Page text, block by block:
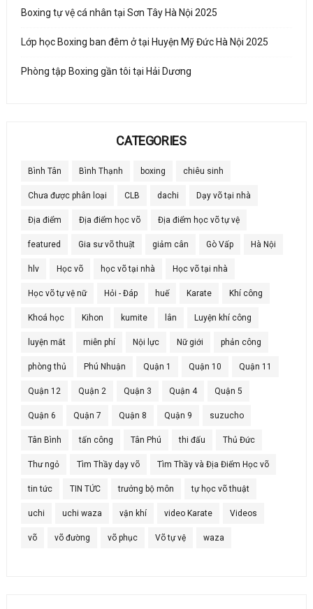
Boxing tự vệ cá nhân tại Sơn Tây Hà Nội 2025
Lớp học Boxing ban đêm ở tại Huyện Mỹ Đức Hà Nội 2025
Phòng tập Boxing gần tôi tại Hải Dương
CATEGORIES
Bình Tân Bình Thạnh boxing chiêu sinh
Chưa được phân loại CLB dachi Dạy võ tại nhà
Địa điểm Địa điểm học võ Địa điểm học võ tự vệ
featured Gia sư võ thuật giảm cân Gò Vấp Hà Nội
hlv Học võ học võ tại nhà Học võ tại nhà
Học võ tự vệ nữ Hỏi - Đáp huế Karate Khí công
Khoá học Kihon kumite lân Luyện khí công
luyện mắt miễn phí Nội lực Nữ giới phản công
phòng thủ Phú Nhuận Quận 1 Quận 10 Quận 11
Quận 12 Quận 2 Quận 3 Quận 4 Quận 5
Quận 6 Quận 7 Quận 8 Quận 9 suzucho
Tân Bình tấn công Tân Phú thi đấu Thủ Đức
Thư ngỏ Tìm Thầy dạy võ Tìm Thầy và Địa Điểm Học võ
tin tức TIN TỨC trưởng bộ môn tự học võ thuật
uchi uchi waza vận khí video Karate Videos
võ võ đường võ phục Võ tự vệ waza